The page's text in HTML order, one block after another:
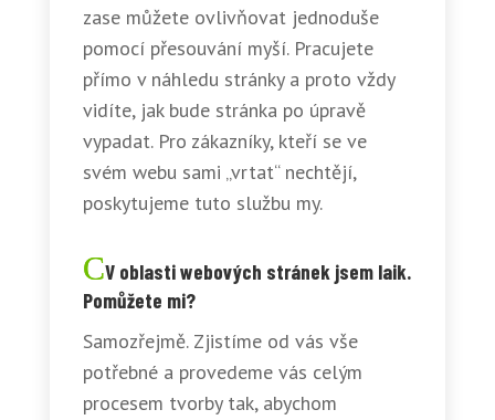
zase můžete ovlivňovat jednoduše
pomocí přesouvání myší. Pracujete
přímo v náhledu stránky a proto vždy
vidíte, jak bude stránka po úpravě
vypadat. Pro zákazníky, kteří se ve
svém webu sami „vrtat“ nechtějí,
poskytujeme tuto službu my.
V oblasti webových stránek jsem laik.
Pomůžete mi?
Samozřejmě. Zjistíme od vás vše
potřebné a provedeme vás celým
procesem tvorby tak, abychom